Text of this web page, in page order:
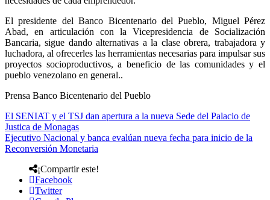
El presidente del Banco Bicentenario del Pueblo, Miguel Pérez
Abad, en articulación con la Vicepresidencia de Socialización
Bancaria, sigue dando alternativas a la clase obrera, trabajadora y
luchadora, al ofrecerles las herramientas necesarias para impulsar sus
proyectos socioproductivos, a beneficio de las comunidades y el
pueblo venezolano en general..
Prensa Banco Bicentenario del Pueblo
El SENIAT y el TSJ dan apertura a la nueva Sede del Palacio de
Justica de Monagas
Ejecutivo Nacional y banca evalúan nueva fecha para inicio de la
Reconversión Monetaria
¡Compartir este!
Facebook
Twitter